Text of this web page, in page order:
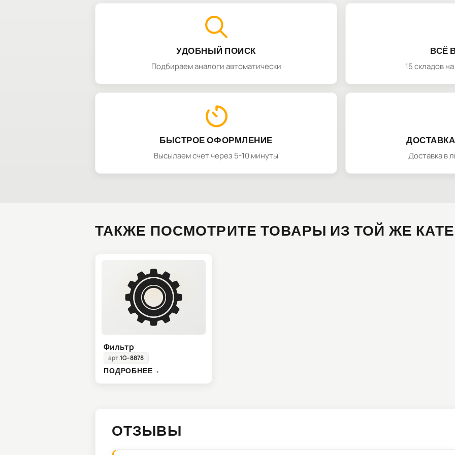
УДОБНЫЙ ПОИСК
Подбираем аналоги автоматически
ВСЁ
15 складов
БЫСТРОЕ ОФОРМЛЕНИЕ
Высылаем счет через 5-10 минуты Доставка в
ТАКЖЕ ПОСМОТРИТЕ ТОВАРЫ ИЗ ТОЙ ЖЕ
Фильтр
арт.1G-8878
ПОДРОБНЕЕ→
ОТЗЫВЫ